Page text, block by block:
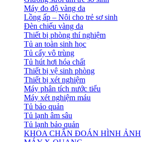
Máy đo độ vàng da
Lồng ấp – Nôi cho trẻ sơ sinh
Đèn chiếu vàng da
Thiết bị phòng thí nghiệm
Tủ an toàn sinh học
Tủ cấy vô trùng
Tủ hút hơi hóa chất
Thiết bị vệ sinh phòng
Thiết bị xét nghiệm
Máy phân tích nước tiểu
Máy xét nghiệm máu
Tủ bảo quản
Tủ lạnh âm sâu
Tủ lạnh bảo quản
KHOA CHẨN ĐOÁN HÌNH ẢNH